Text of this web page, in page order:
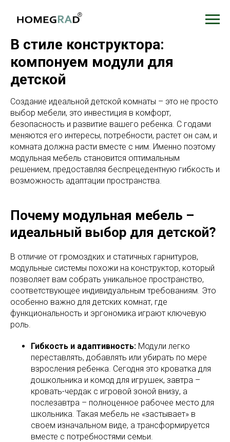
В стиле конструктора:
компонуем модули для
детской
Создание идеальной детской комнаты – это не просто
выбор мебели, это инвестиция в комфорт,
безопасность и развитие вашего ребенка. С годами
меняются его интересы, потребности, растет он сам, и
комната должна расти вместе с ним. Именно поэтому
модульная мебель становится оптимальным
решением, предоставляя беспрецедентную гибкость и
возможность адаптации пространства.
Почему модульная мебель –
идеальный выбор для детской?
В отличие от громоздких и статичных гарнитуров,
модульные системы похожи на конструктор, который
позволяет вам собрать уникальное пространство,
соответствующее индивидуальным требованиям. Это
особенно важно для детских комнат, где
функциональность и эргономика играют ключевую
роль.
Гибкость и адаптивность: Модули легко
переставлять, добавлять или убирать по мере
взросления ребенка. Сегодня это кроватка для
дошкольника и комод для игрушек, завтра –
кровать-чердак с игровой зоной внизу, а
послезавтра – полноценное рабочее место для
школьника. Такая мебель не «застывает» в
своем изначальном виде, а трансформируется
вместе с потребностями семьи.